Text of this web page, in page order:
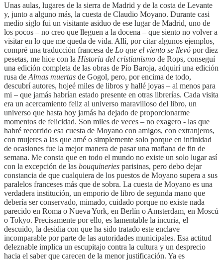
Unas aulas, lugares de la sierra de Madrid y de la costa de Levante
y, junto a alguno más, la cuesta de Claudio Moyano. Durante casi
medio siglo fui un visitante asiduo de ese lugar de Madrid, uno de
los pocos – no creo que lleguen a la docena – que siento no volver a
visitar en lo que me queda de vida. Allí, por citar algunos ejemplos,
compré una traducción francesa de Lo que el viento se llevó por diez
pesetas, me hice con la Historia del cristianismo de Rops, conseguí
una edición completa de las obras de Pío Baroja, adquirí una edición
rusa de Almas muertas de Gogol, pero, por encima de todo,
descubrí autores, hojeé miles de libros y hallé joyas – al menos para
mi – que jamás habrían estado presente en otras librerías. Cada visita
era un acercamiento feliz al universo maravilloso del libro, un
universo que hasta hoy jamás ha dejado de proporcionarme
momentos de felicidad. Son miles de veces – no exagero - las que
habré recorrido esa cuesta de Moyano con amigos, con extranjeros,
con mujeres a las que amé o simplemente solo porque en infinidad
de ocasiones fue la mejor manera de pasar una mañana de fin de
semana. Me consta que en todo el mundo no existe un solo lugar así
con la excepción de las bouquineries parisinas, pero debo dejar
constancia de que cualquiera de los puestos de Moyano supera a sus
paralelos franceses más que de sobra. La cuesta de Moyano es una
verdadera institución, un emporio de libro de segunda mano que
debería ser conservado, mimado, cuidado porque no existe nada
parecido en Roma o Nueva York, en Berlín o Amsterdam, en Moscú
o Tokyo. Precisamente por ello, es lamentable la incuria, el
descuido, la desidia con que ha sido tratado este enclave
incomparable por parte de las autoridades municipales. Esa actitud
deleznable implica un escupitajo contra la cultura y un desprecio
hacia el saber que carecen de la menor justificación. Ya es